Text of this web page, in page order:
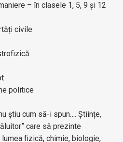
– în clasele 1, 5, 9 și 12
civile
politice
știu cum să-i spun…. Științe,
care să prezinte
fizică, chimie, biologie,